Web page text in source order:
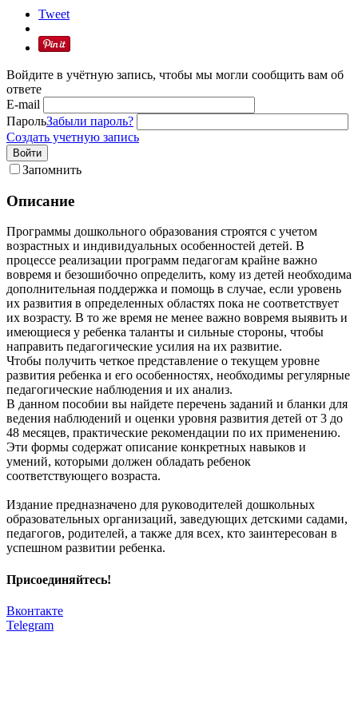
Tweet
Войдите в учётную запись, чтобы мы могли сообщить вам об
ответе
E-mail
ПарольЗабыли пароль?
Создать учетную запись
Войти
Запомнить
Описание
Программы дошкольного образования строятся с учетом
возрастных и индивидуальных особенностей детей. В
процессе реализации программ педагогам крайне важно
вовремя и безошибочно определить, кому из детей необходима
дополнительная поддержка и помощь в случае, если уровень
их развития в определенных областях пока не соответствует
их возрасту. В то же время не менее важно вовремя выявить и
имеющиеся у ребенка таланты и сильные стороны, чтобы
направить педагогические усилия на их развитие.
Чтобы получить четкое представление о текущем уровне
развития ребенка и его особенностях, необходимы регулярные
педагогические наблюдения и их анализ.
В данном пособии вы найдете перечень заданий и бланки для
ведения наблюдений и оценки уровня развития детей от 3 до
48 месяцев, практические рекомендации по их применению.
Эти формы содержат описание конкретных навыков и
умений, которыми должен обладать ребенок
соответствующего возраста.
Издание предназначено для руководителей дошкольных
образовательных организаций, заведующих детскими садами,
педагогов, родителей, а также для всех, кто заинтересован в
успешном развитии ребенка.
Присоединяйтесь!
Вконтакте
Telegram